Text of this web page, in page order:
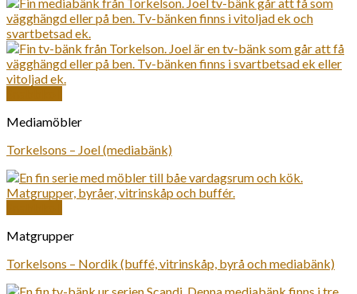
Mediamöbler
Torkelsons – Joel (mediabänk)
Matgrupper
Torkelsons – Nordik (buffé, vitrinskåp, byrå och mediabänk)